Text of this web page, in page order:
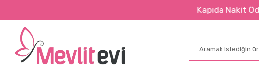
Kapıda Nakit Ödeme İmkanı